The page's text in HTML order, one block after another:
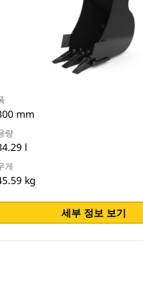
mm
량
l
게
kg
세부 정보 보기